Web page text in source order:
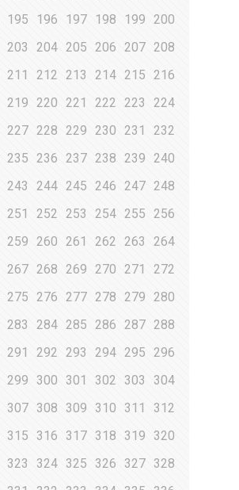
195 196 197 198 199
200
203 204 205 206 207 208
211 212 213 214 215
216
219 220 221 222 223
224
227 228 229 230 231
232
235 236 237 238 239
240
243 244 245 246 247 248
251 252 253 254 255
256
259 260 261 262 263
264
267 268 269 270 271
272
275 276 277 278 279
280
283 284 285 286 287 288
291 292 293 294 295
296
299 300 301 302 303
304
307 308 309 310 311
312
315 316 317 318 319
320
323 324 325 326 327 328